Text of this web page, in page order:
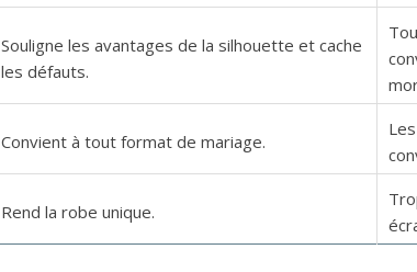
Souligne les avantages de la silhouette et cache
les défauts.
Convient à tout format de mariage.
Rend la robe unique.